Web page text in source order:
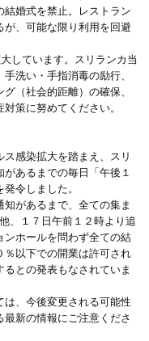
婚式を禁止。レストラン
、可能な限り利用を回避
しています。スリランカ当
洗い・手指消毒の励行、
（社会的距離）の確保、
策に努めてください。
ス感染拡大を踏まえ、スリ
あるまでの毎日「午後１
令しました。
知があるまで、全ての集ま
、１７日午前１２時より追
ンホールを問わず全ての結
％以下での開業は許可され
との発表もなされていま
は、今後変更される可能性
新の情報にご注意くださ